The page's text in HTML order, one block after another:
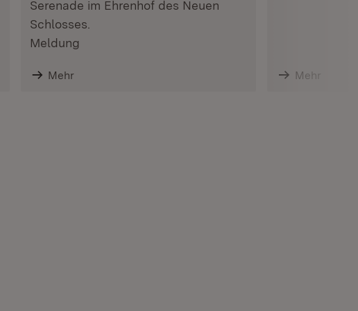
Serenade im Ehrenhof des Neuen
Schlosses.
Meldung
Mehr Mehr